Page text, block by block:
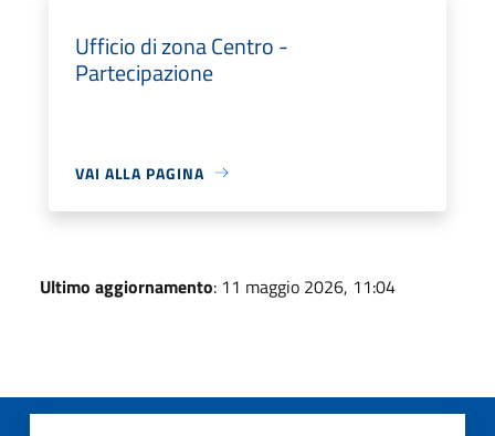
Ufficio di zona Centro -
Partecipazione
VAI ALLA PAGINA
Ultimo aggiornamento: 11 maggio 2026, 11:04